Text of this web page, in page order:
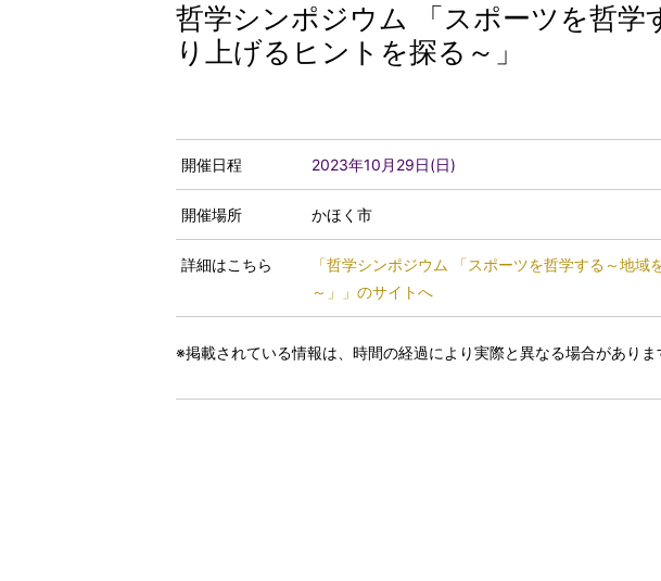
哲学シンポジウム 「スポーツを哲学
り上げるヒントを探る～」
開催日程 2023年10月29日(日)
開催場所 かほく市
詳細はこちら
「哲学シンポジウム 「スポーツを哲学する～地域
～」」のサイトへ
※掲載されている情報は、時間の経過により実際と異なる場合がありま